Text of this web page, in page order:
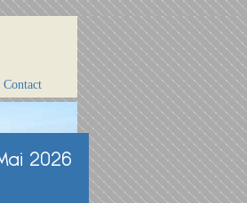
Contact
2026